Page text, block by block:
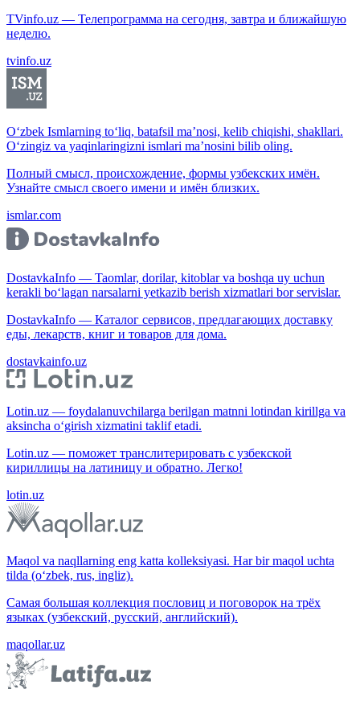
TVinfo.uz — Телепрограмма на сегодня, завтра и ближайшую
неделю.
tvinfo.uz
O‘zbek Ismlarning to‘liq, batafsil ma’nosi, kelib chiqishi, shakllari.
O‘zingiz va yaqinlaringizni ismlari ma’nosini bilib oling.
Полный смысл, происхождение, формы узбекских имён.
Узнайте смысл своего имени и имён близких.
ismlar.com
DostavkaInfo — Taomlar, dorilar, kitoblar va boshqa uy uchun
kerakli bo‘lagan narsalarni yetkazib berish xizmatlari bor servislar.
DostavkaInfo — Каталог сервисов, предлагающих доставку
еды, лекарств, книг и товаров для дома.
dostavkainfo.uz
Lotin.uz — foydalanuvchilarga berilgan matnni lotindan kirillga va
aksincha o‘girish xizmatini taklif etadi.
Lotin.uz — поможет транслитерировать с узбекской
кириллицы на латиницу и обратно. Легко!
lotin.uz
Maqol va naqllarning eng katta kolleksiyasi. Har bir maqol uchta
tilda (o‘zbek, rus, ingliz).
Самая большая коллекция пословиц и поговорок на трёх
языках (узбекский, русский, английский).
maqollar.uz